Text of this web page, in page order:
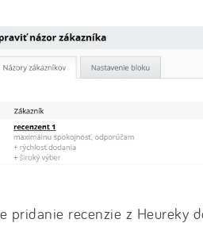
pridanie recenzie z Heureky